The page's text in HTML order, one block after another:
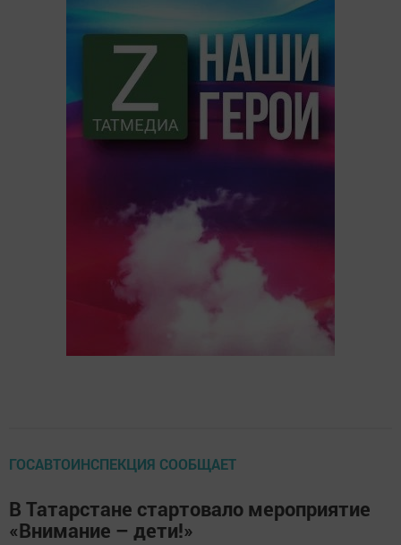
ГОСАВТОИНСПЕКЦИЯ СООБЩАЕТ
В Татарстане стартовало мероприятие
«Внимание – дети!»